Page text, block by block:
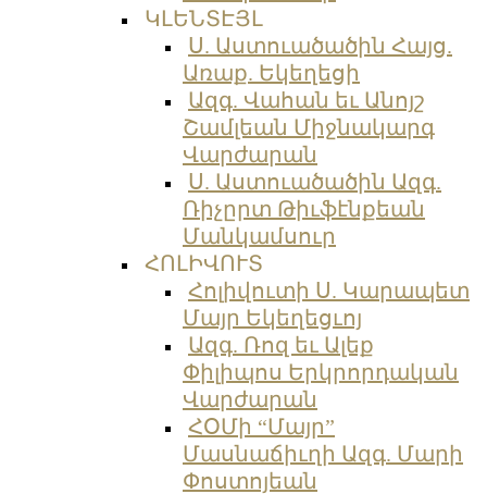
ԿԼԵՆՏԷՅԼ
Ս. Աստուածածին Հայց.
Առաք. Եկեղեցի
Ազգ. Վահան եւ Անոյշ
Շամլեան Միջնակարգ
Վարժարան
Ս. Աստուածածին Ազգ.
Ռիչըրտ Թիւֆէնքեան
Մանկամսուր
ՀՈԼԻՎՈՒՏ
Հոլիվուտի Ս. Կարապետ
Մայր Եկեղեցւոյ
Ազգ. Ռոզ եւ Ալեք
Փիլիպոս Երկրորդական
Վարժարան
ՀՕՄի “Մայր”
Մասնաճիւղի Ազգ. Մարի
Փոստոյեան